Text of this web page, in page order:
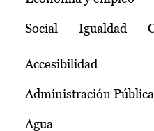
Social Igualdad
Accesibilidad
Administración Pública
Agua